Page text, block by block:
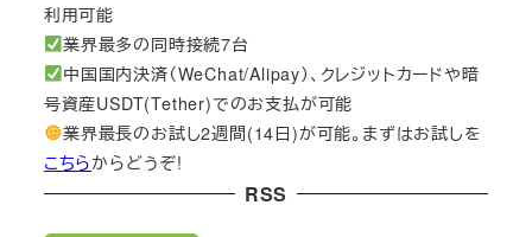
利用可能
業界最多の同時接続7台
中国国内決済（WeChat/Alipay）、クレジットカードや暗
号資産USDT(Tether)でのお支払が可能
業界最長のお試し2週間(14日)が可能。まずはお試しを
こちらからどうぞ!
RSS